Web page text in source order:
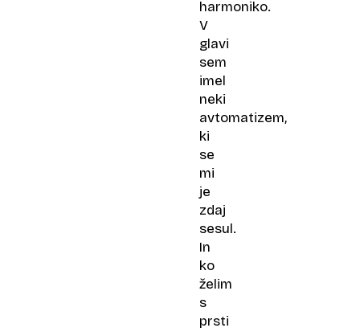
harmoniko.
V
glavi
sem
imel
neki
avtomatizem,
ki
se
mi
je
zdaj
sesul.
In
ko
želim
s
prsti